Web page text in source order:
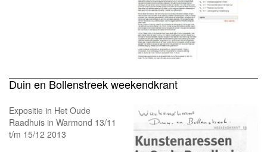
Duin en Bollenstreek weekendkrant
Expositie in Het Oude
Raadhuis in Warmond 13/11
t/m 15/12 2013